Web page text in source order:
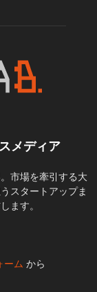
メディア
市場を牽引する大
スタートアップま
ます。
ーム から